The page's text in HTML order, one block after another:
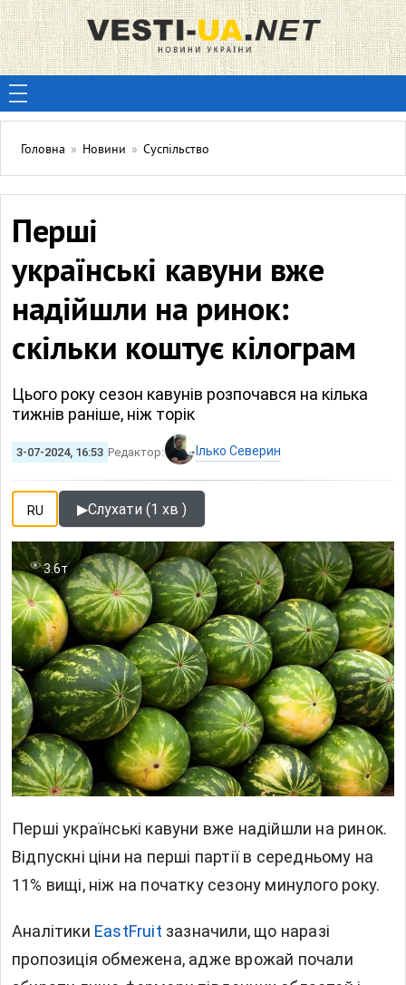
Головна » Новини » Суспільство
Перші
українські кавуни вже
надійшли на ринок:
скільки коштує кілограм
Цього року сезон кавунів розпочався на кілька
тижнів раніше, ніж торік
3-07-2024, 16:53 Редактор: Ілько Северин
RU ▶Слухати (1 хв )
3.6т
Перші українські кавуни вже надійшли на ринок.
Відпускні ціни на перші партії в середньому на
11% вищі, ніж на початку сезону минулого року.
Аналітики EastFruit зазначили, що наразі
пропозиція обмежена, адже врожай почали